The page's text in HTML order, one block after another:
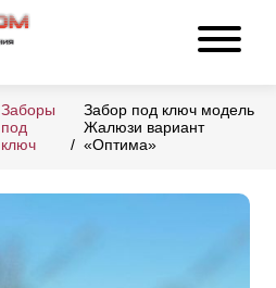
Заборы
под
ключ
Забор под ключ модель
Жалюзи вариант
«Оптима»